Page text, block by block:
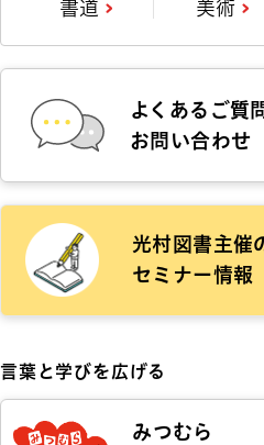
書道 美術
よくあるご質
お問い合わせ
光村図書主催
セミナー情報
言葉と学びを広げる
みつむら